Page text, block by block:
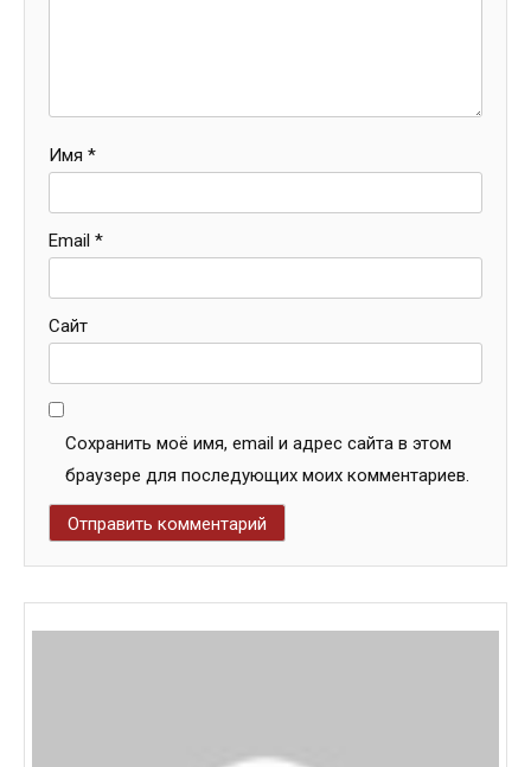
Имя *
Email *
Сайт
Сохранить моё имя, email и адрес сайта в этом
браузере для последующих моих комментариев.